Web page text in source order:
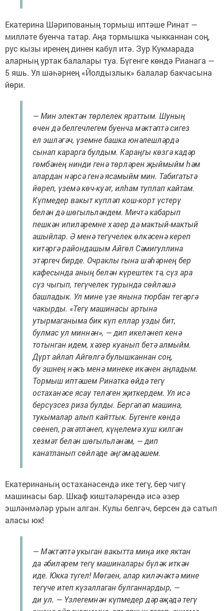
Екатерина Шәрипованың тормыш иптәше Ринат —
милләте буенча татар. Аңа тормышка чыкканнан соң,
рус кызы иренең динен кабул итә. Зур Кукмарада
аларның уртак балалары туа. Бүгенге көндә Рианага —
5 яшь. Ул шәһәрнең «Йолдызлык» балалар бакчасына
йөри.
— Мин электән төрлелек яраттым. Шуның
өчен дә белгечлегем буенча мәктәптә сигез
ел эшләгәч, үземне башка юнәлешләрдә
сынап карарга булдым. Караңгы көзгә кадәр
гөмбәнең нинди генә төрләрен җыймыйм һәм
алардан нәрсә генә ясамыйм мин. Табигатьтә
йөреп, үземә көч-куәт, илһам туплап кайтам.
Күпмедер вакыт күпләп кош-корт үстерү
белән дә шөгыльләндем. Мичтә кабарып
пешкән ипиләремне хәзер дә мактый-мактый
ашыйлар. Ә менә тегүчелек өлкәсенә кереп
китәргә райондашым Айгөл Сәмигуллина
этәргеч бирде. Очраклы гына шәһәрнең бер
кафесында аның белән күрештек тә, сүз ара
сүз чыгып, тегүчелек турында сөйләшә
башладык. Ул мине үзе янына тюрбан тегәргә
чакырды. «Тегү машинасы артына
утырмаганыма бик күп еллар узды бит,
булмас ул миннән», — дип икеләнеп кенә
тотынган идем, хәзер куанып бетә алмыйм.
Дүрт айлап Айгөлгә булышканнан соң,
бу эшнең нәкъ менә минеке икәнен аңладым.
Тормыш иптәшем Ринатка өйдә тегү
остаханәсе ясау теләген җиткердем. Ул исә
берсүзсез риза булды. Бергәләп машина,
тукымалар алып кайттык. Бүгенге көндә
сөенеп, рәхәтләнеп, күңелемә хуш килгән
хезмәт белән шөгыльләнәм, — дип
канатланып сөйләде әңгәмәдәшем.
Екатеринаның остаханәсендә ике тегү, бер чигү
машинасы бар. Шкаф киштәләрендә исә әзер
эшләнмәләр урын алган. Кулы белгәч, берсен дә сатып
аласы юк!
— Мәктәптә укыган вакытта миңа ике яктан
да әбиләрем тегү машиналары бүләк иткән
иде. Юкка түгел! Мөгаен, алар киләчәктә мине
тегүче итеп күзаллаган булганнардыр, —
ди ул. — Үзлегемнән күпмедер дәрәҗәдә тегү